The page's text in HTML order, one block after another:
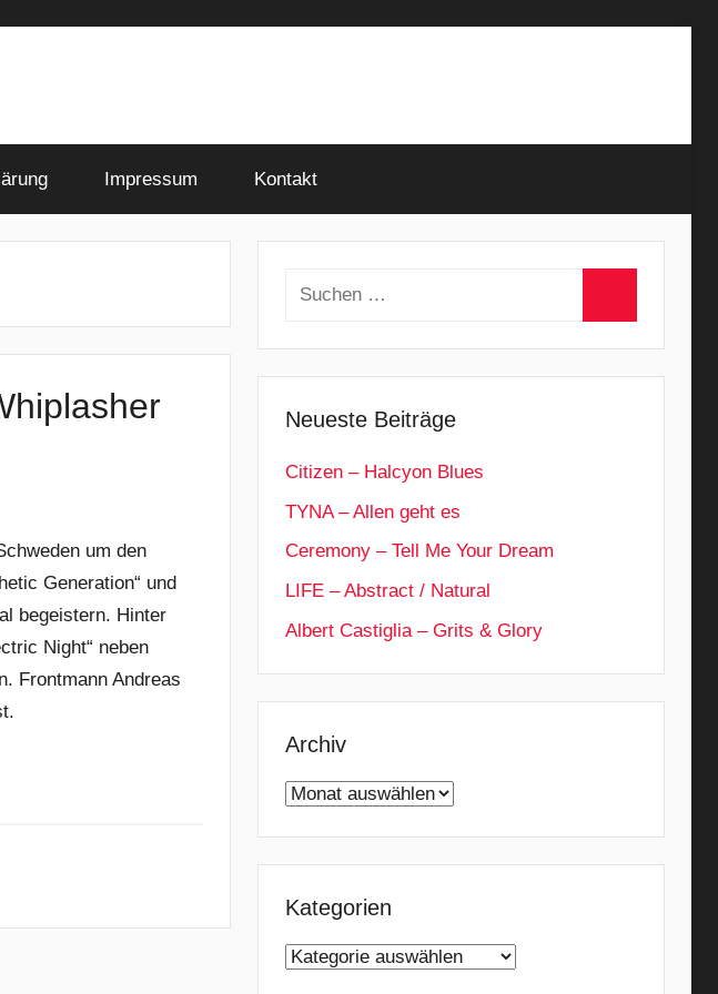
Impressum Kontakt
um den
Generation“ und
begeistern. Hinter
Night“ neben
Frontmann Andreas
Suchen
Neueste Beiträge
Citizen – Halcyon Blues
TYNA – Allen geht es
Ceremony – Tell Me Your Dream
LIFE – Abstract / Natural
Albert Castiglia – Grits & Glory
Archiv
Archiv
Kategorien
Kategorien